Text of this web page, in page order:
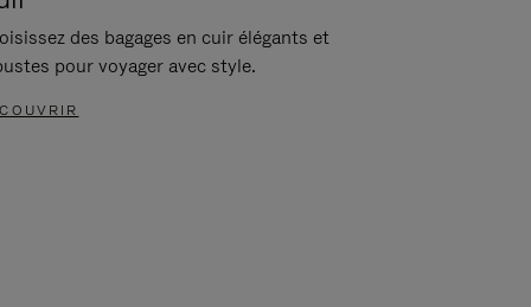
des bagages en cuir élégants et
pour voyager avec style.